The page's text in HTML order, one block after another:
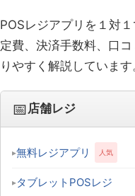
POSレジアプリを１対
定費、決済手数料、口
りやすく解説していま
📅店舗レジ
無料レジアプリ
タブレットPOSレジ